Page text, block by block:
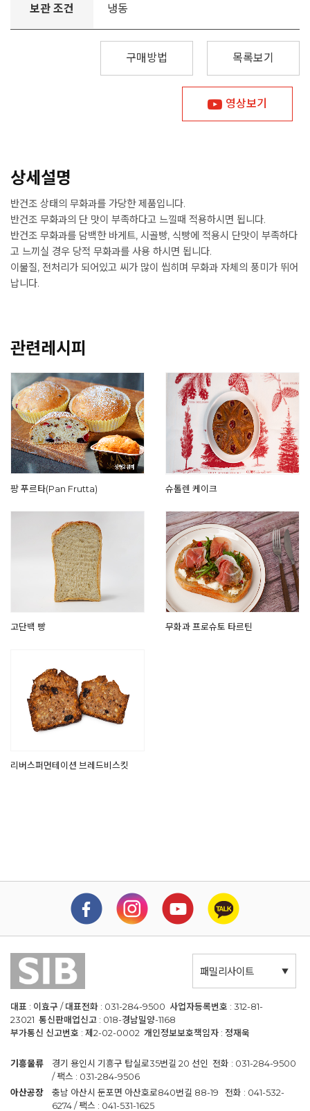
보관 조건 냉동
목록보기
구매방법
영상보기
상세설명
반건조 상태의 무화과를 가당한 제품입니다.
반건조 무화과의 단 맛이 부족하다고 느낄때 적용하시면 됩니다.
반건조 무화과를 담백한 바게트, 시골빵, 식빵에 적용시 단맛이 부족하다
고 느끼실 경우 당적 무화과를 사용 하시면 됩니다.
이물질, 전처리가 되어있고 씨가 많이 씹히며 무화과 자체의 풍미가 뛰어
납니다.
관련레시피
팡 푸르타(Pan Frutta) 슈톨렌 케이크
고단백 빵 무화과 프로슈토 타르틴
리버스퍼먼테이션 브레드비스킷
패밀리사이트
대표 : 이효구 / 대표전화 : 031-284-9500 사업자등록번호 : 312-81-
23021 통신판매업신고 : 018-경남밀양-1168
부가통신 신고번호 : 제2-02-0002 개인정보보호책임자 : 정재욱
기흥물류
경기 용인시 기흥구 탑실로35번길 20 선인 전화 : 031-284-9500
/ 팩스 : 031-284-9506
아산공장
충남 아산시 둔포면 아산호로840번길 88-19 전화 : 041-532-
6274 / 팩스 : 041-531-1625